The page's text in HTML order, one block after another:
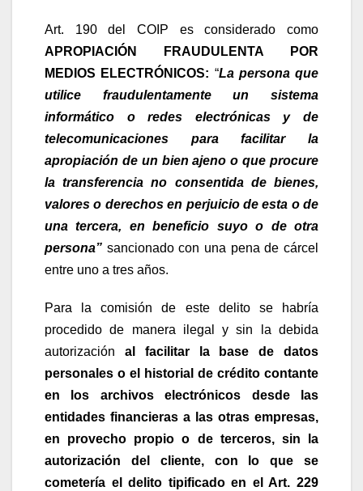
Art. 190 del COIP es considerado como
APROPIACIÓN FRAUDULENTA POR
MEDIOS ELECTRÓNICOS: “La persona que
utilice fraudulentamente un sistema
informático o redes electrónicas y de
telecomunicaciones para facilitar la
apropiación de un bien ajeno o que procure
la transferencia no consentida de bienes,
valores o derechos en perjuicio de esta o de
una tercera, en beneficio suyo o de otra
persona” sancionado con una pena de cárcel
entre uno a tres años.
Para la comisión de este delito se habría
procedido de manera ilegal y sin la debida
autorización al facilitar la base de datos
personales o el historial de crédito contante
en los archivos electrónicos desde las
entidades financieras a las otras empresas,
en provecho propio o de terceros, sin la
autorización del cliente, con lo que se
cometería el delito tipificado en el Art. 229